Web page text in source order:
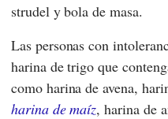
strudel y bola de masa.
Las personas con
harina de trigo que
como harina de avena,
harina de maíz, harina de